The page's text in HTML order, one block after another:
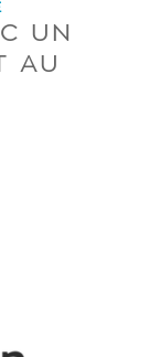
UN
AU